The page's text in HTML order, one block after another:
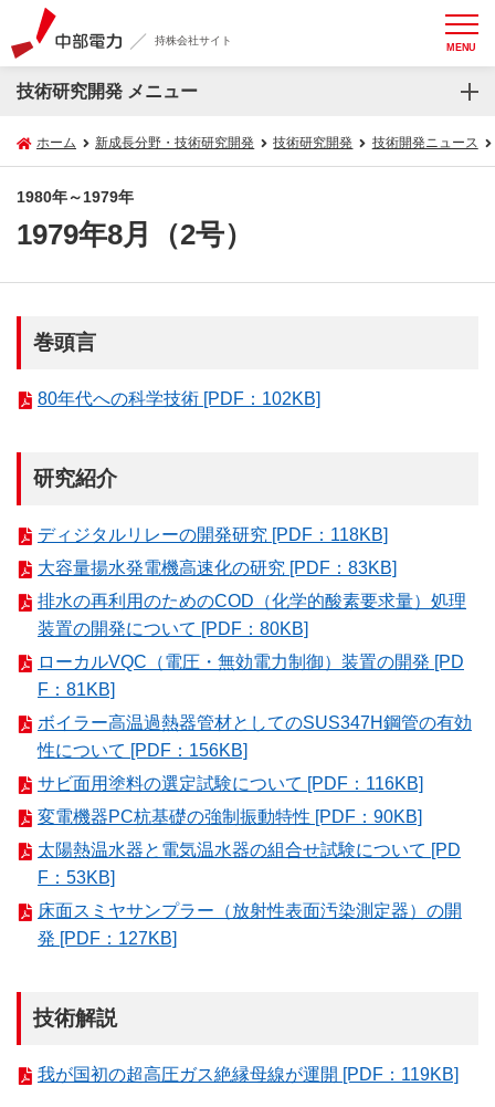
持株会社サイト MENU
技術研究開発 メニュー
ホーム 新成長分野・技術研究開発 技術研究開発 技術開発ニュース
1980年～1979年
1979年8月（2号）
巻頭言
80年代への科学技術 [PDF：102KB]
研究紹介
ディジタルリレーの開発研究 [PDF：118KB]
大容量揚水発電機高速化の研究 [PDF：83KB]
排水の再利用のためのCOD（化学的酸素要求量）処理
装置の開発について [PDF：80KB]
ローカルVQC（電圧・無効電力制御）装置の開発 [PD
F：81KB]
ボイラー高温過熱器管材としてのSUS347H鋼管の有効
性について [PDF：156KB]
サビ面用塗料の選定試験について [PDF：116KB]
変電機器PC杭基礎の強制振動特性 [PDF：90KB]
太陽熱温水器と電気温水器の組合せ試験について [PD
F：53KB]
床面スミヤサンプラー（放射性表面汚染測定器）の開
発 [PDF：127KB]
技術解説
我が国初の超高圧ガス絶縁母線が運開 [PDF：119KB]